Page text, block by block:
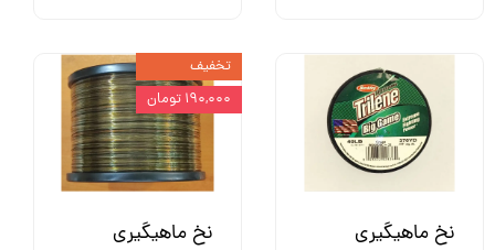
نخ ماهیگیری
نخ ماهیگیری
تخفیف
۱۹۰,۰۰۰ تومان